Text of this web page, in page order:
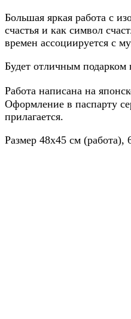
Большая яркая работа с
счастья и как символ
времен ассоциируется с
Будет отличным
Работа написана на
Оформление в паспарту
прилагается.
Размер 48х45 см (работа),